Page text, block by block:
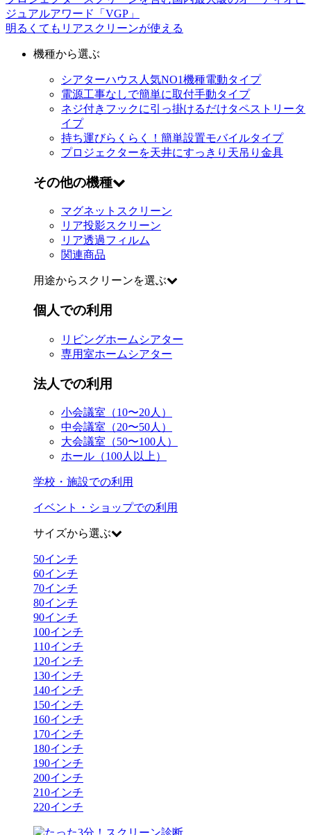
ジュアルアワード「VGP」
明るくてもリアスクリーンが使える
機種から選ぶ
シアターハウス人気NO1機種電動タイプ
電源工事なしで簡単に取付手動タイプ
ネジ付きフックに引っ掛けるだけタペストリータ
イプ
持ち運びらくらく！簡単設置モバイルタイプ
プロジェクターを天井にすっきり 天吊り金具
その他の機種
マグネットスクリーン
リア投影スクリーン
リア透過フィルム
関連商品
用途からスクリーンを選ぶ
個人での利用
リビングホームシアター
専用室ホームシアター
法人での利用
小会議室（10〜20人）
中会議室（20〜50人）
大会議室（50〜100人）
ホール（100人以上）
学校・施設での利用
イベント・ショップでの利用
サイズから選ぶ
50インチ
60インチ
70インチ
80インチ
90インチ
100インチ
110インチ
120インチ
130インチ
140インチ
150インチ
160インチ
170インチ
180インチ
190インチ
200インチ
210インチ
220インチ